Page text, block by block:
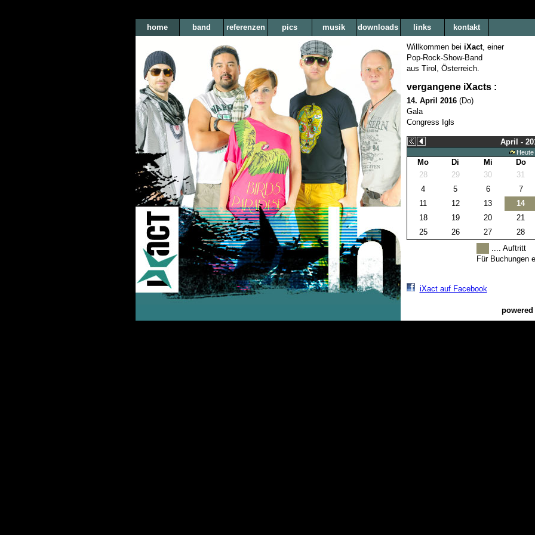
home band referenzen pics musik downloads links kontakt
Willkommen bei iXact, einer
Pop-Rock-Show-Band
aus Tirol, Österreich.
vergangene iXacts :
14. April 2016(Do)
Gala
Congress Igls
April -
Heute
Mo Di Mi
Do
28
29 30
31
4
5 6
7
11
12 13
14
18
19 20
21
25
26 27
28
.... Auftritt
Für Buchungen
powered
iXact auf Facebook